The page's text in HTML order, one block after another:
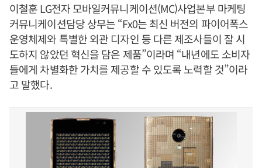
이철훈 LG전자 모바일커뮤니케이션(MC)사업본부 마케팅
커뮤니케이션담당 상무는 “Fx0는 최신 버전의 파이어폭스
운영체제와 특별한 외관 디자인 등 다른 제조사들이 잘 시
도하지 않았던 혁신을 담은 제품”이라며 “내년에도 소비자
들에게 차별화한 가치를 제공할 수 있도록 노력할 것”이라
고 말했다.